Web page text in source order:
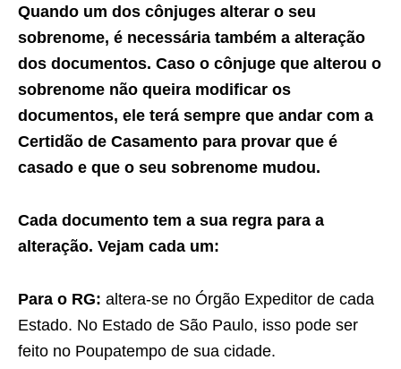
Quando um dos cônjuges alterar o seu
sobrenome, é necessária também a alteração
dos documentos. Caso o cônjuge que alterou o
sobrenome não queira modificar os
documentos, ele terá sempre que andar com a
Certidão de Casamento para provar que é
casado e que o seu sobrenome mudou.
Cada documento tem a sua regra para a
alteração. Vejam cada um:
Para o RG: altera-se no Órgão Expeditor de cada
Estado. No Estado de São Paulo, isso pode ser
feito no Poupatempo de sua cidade.